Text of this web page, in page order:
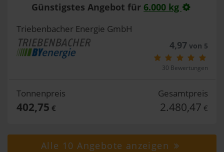
Günstigstes Angebot für 6.000 kg
Triebenbacher Energie GmbH
4,97von 5
30 Bewertungen
Tonnenpreis
402,75 €
Gesamtpreis
2.480,47 €
Alle 10 Angebote anzeigen